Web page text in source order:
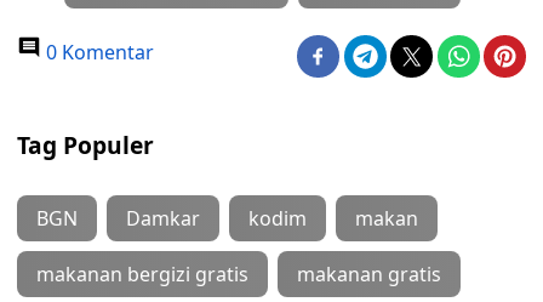
0 Komentar
Tag Populer
BGN Damkar kodim makan
makanan bergizi gratis makanan gratis